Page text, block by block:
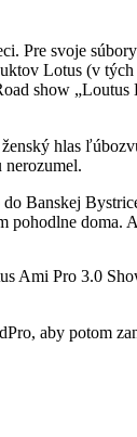
Pre svoje
Lotus (v
show „Loutus
hlas
Banskej
pohodlne doma.
Ami Pro 3.0
aby potom